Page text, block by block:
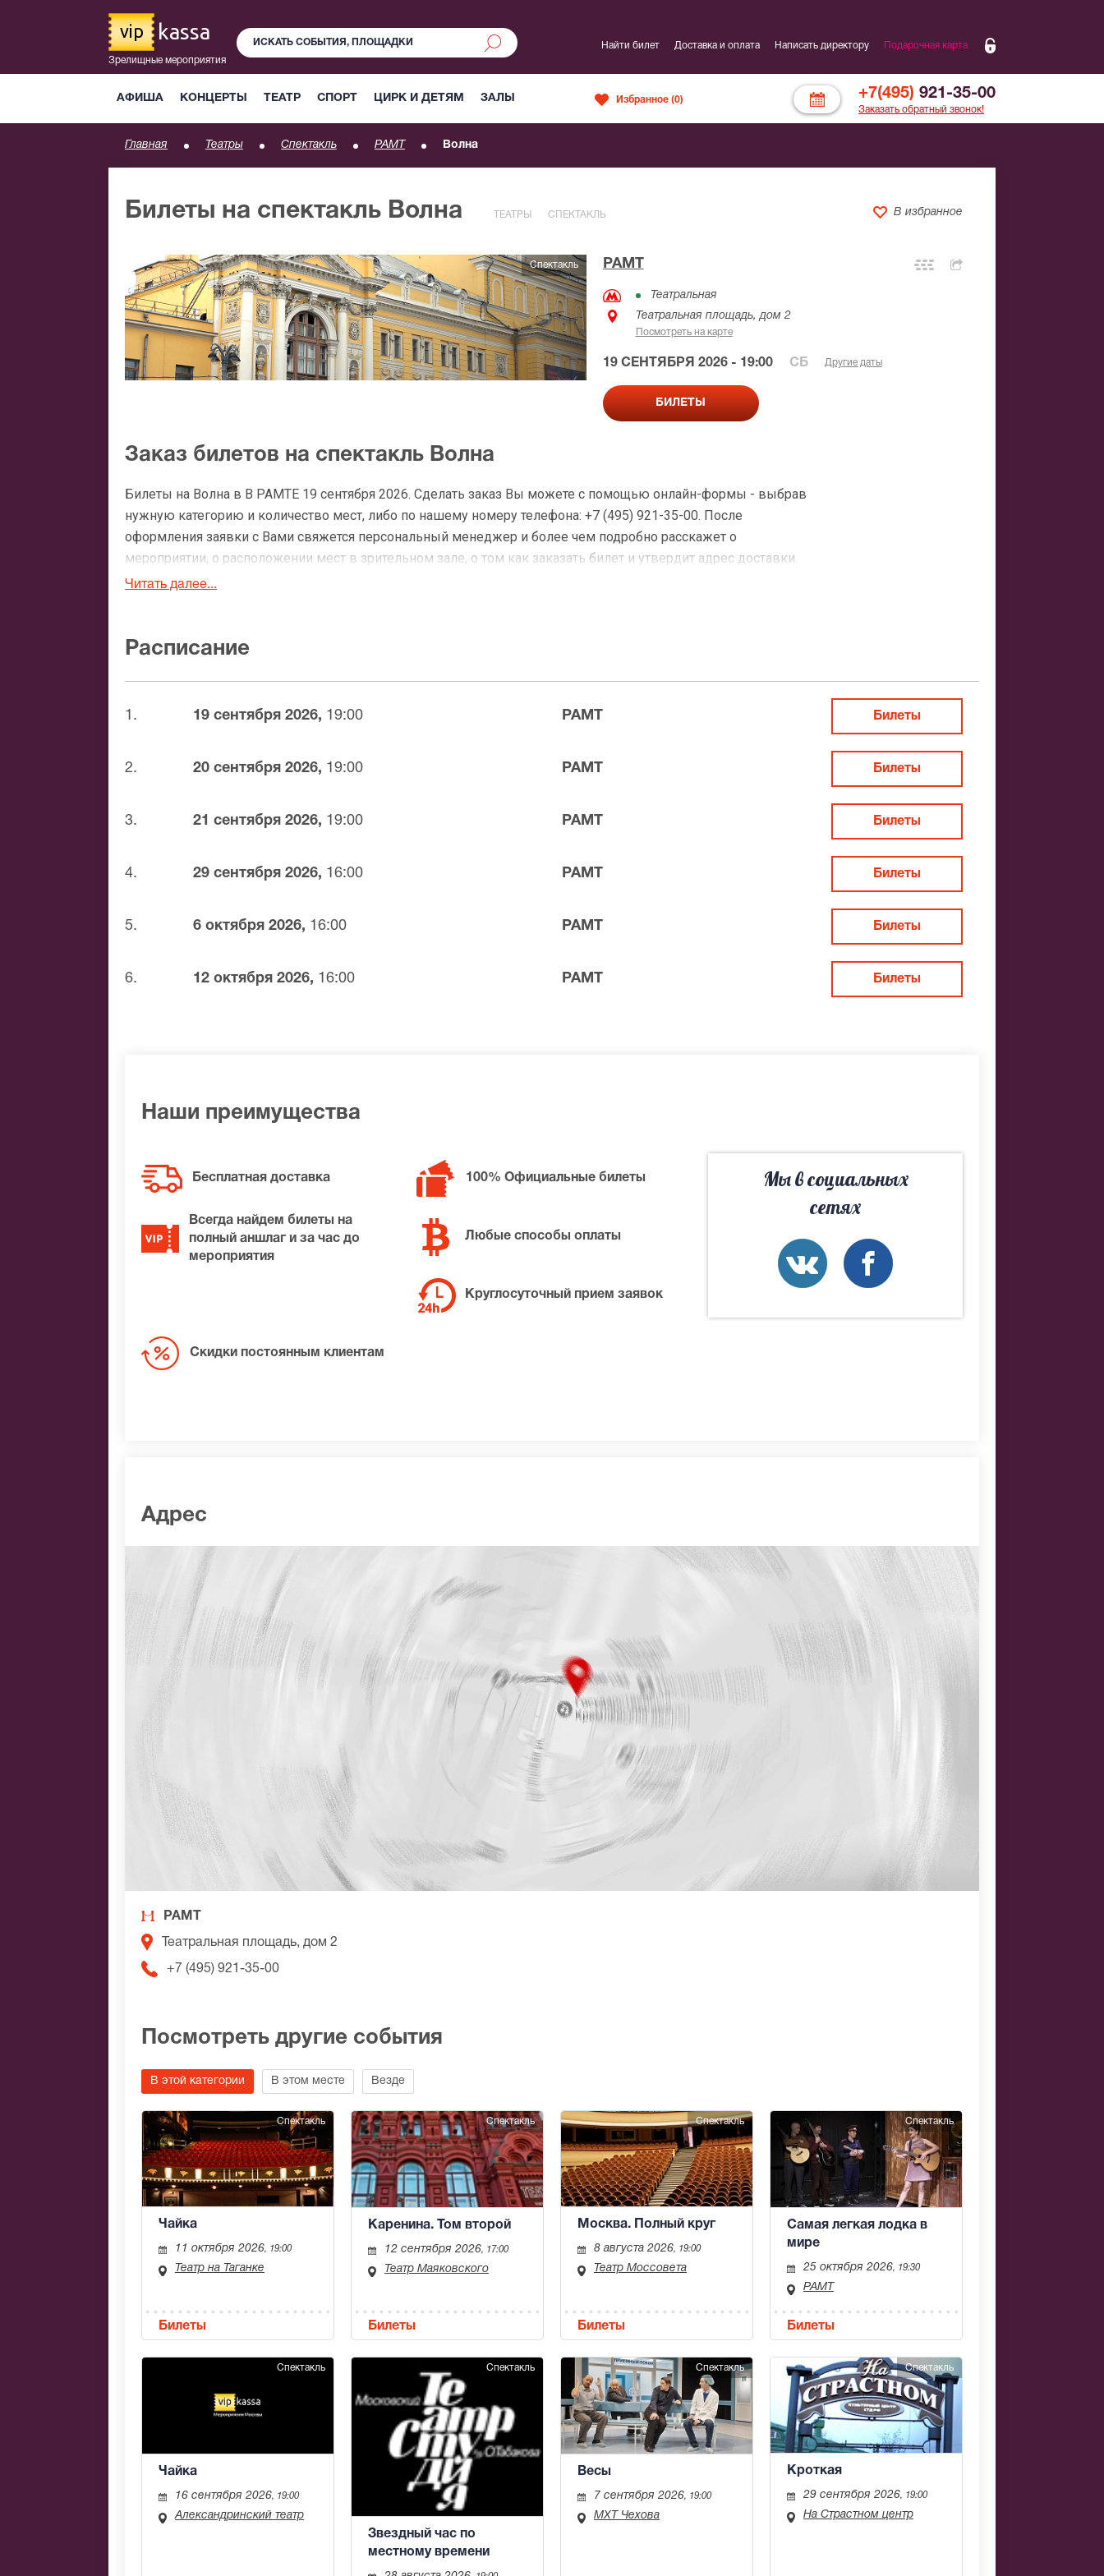
vip kassa
Зрелищные мероприятия
АФИША КОНЦЕРТЫ ТЕАТР СПОРТ ЦИРК И ДЕТЯМ ЗАЛЫ
Найти билет Доставка и оплата Написать директору Подарочная карта
+7(495) 921-35-00
Заказать обратный звонок!
Избранное (0)
Главная Театры Спектакль РАМТ Волна
Билеты на спектакль Волна ТЕАТРЫ СПЕКТАКЛЬ В избранное
Спектакль РАМТ
Театральная
Театральная площадь, дом 2
Посмотреть на карте
19 СЕНТЯБРЯ 2026 - 19:00 СБ Другие даты
БИЛЕТЫ
Заказ билетов на спектакль Волна
Билеты на Волна в В РАМТЕ 19 сентября 2026. Сделать заказ Вы можете с помощью онлайн-формы - выбрав
нужную категорию и количество мест, либо по нашему номеру телефона: +7 (495) 921-35-00. После
оформления заявки с Вами свяжется персональный менеджер и более чем подробно расскажет о
мероприятии, о расположении мест в зрительном зале, о том как заказать билет и утвердит адрес доставки.
После бронирования билетов, ожидайте доставку по Москве в течение не более 2-х часов. Бесплатная
доставка билетов осуществляется в пределах МКАД возле метро или в пешей доступности. Оплатить заказ
Вы можете с помощью:
Банковской картой
Наличными
Связной
На нашем сайте всегда большой выбор билетов в разные категории зрительного зала РАМТ. Если не удалось
доступной цене.
Читать далее...
Расписание
1. 19 сентября 2026, 19:00 РАМТ Билеты
2. 20 сентября 2026, 19:00 РАМТ Билеты
3. 21 сентября 2026, 19:00 РАМТ Билеты
4. 29 сентября 2026, 16:00 РАМТ Билеты
5. 6 октября 2026, 16:00 РАМТ Билеты
6. 12 октября 2026, 16:00 РАМТ Билеты
Наши преимущества
Бесплатная доставка 100% Официальные билеты
Всегда найдем билеты на
полный аншлаг и за час до
мероприятия
Любые способы оплаты
Круглосуточный прием заявок
Скидки постоянным клиентам
Мы в социальных
сетях
Адрес
РАМТ
Театральная площадь, дом 2
+7 (495) 921-35-00
Посмотреть другие события
В этой категории В этом месте Везде
Спектакль
Чайка
11 октября 2026, 19:00
Театр на Таганке
Билеты
Спектакль
Каренина. Том второй
12 сентября 2026, 17:00
Театр Маяковского
Билеты
Спектакль
Москва. Полный круг
8 августа 2026, 19:00
Театр Моссовета
Билеты
Спектакль
Самая легкая лодка в
мире
25 октября 2026, 19:30
РАМТ
Билеты
Спектакль
Чайка
16 сентября 2026, 19:00
Александринский театр
Спектакль
Звездный час по
местному времени
Спектакль
Весы
7 сентября 2026, 19:00
МХТ Чехова
Спектакль
Кроткая
29 сентября 2026, 19:00
На Страстном центр